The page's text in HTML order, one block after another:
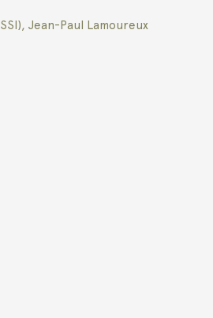
Jean-Paul Lamoureux